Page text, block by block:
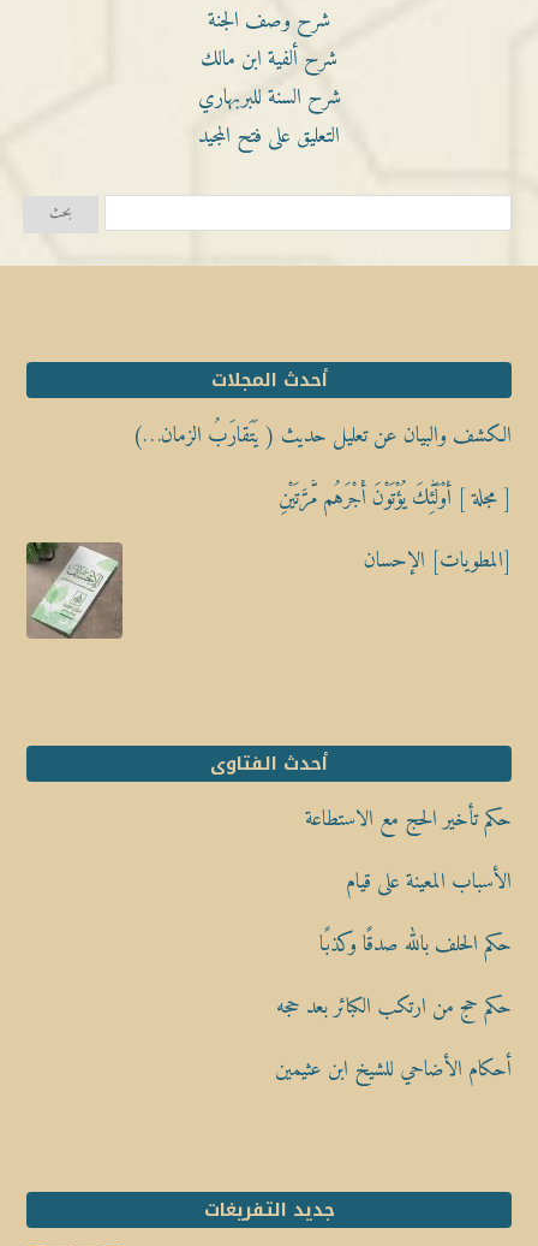
شرح وصف الجنة
شرح ألفية ابن مالك
شرح السنة للبربهاري
التعليق على فتح المجيد
أحدث المجلات
الكشف والبيان عن تعليل حديث ( يَتَقارَبُ الزمان…)
[ مجلة ] أُوْلَٰٓئِكَ يُؤْتَوْنَ أَجْرَهُم مَّرَّتَيْنِ
[المطويات] الإحسان
أحدث الفتاوى
حكم تأخير الحج مع الاستطاعة
الأسباب المعينة على قيام
حكم الحلف بالله صدقًا وكذبًا
حكم حج من ارتكب الكبائر بعد حجه
أحكام الأضاحي للشيخ ابن عثيمين
جديد التفريغات